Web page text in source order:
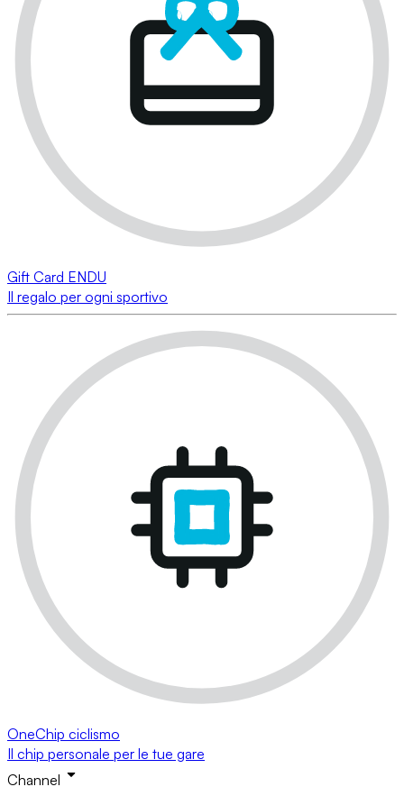
Gift Card ENDU
Il regalo per ogni sportivo
OneChip ciclismo
Il chip personale per le tue gare
Channel